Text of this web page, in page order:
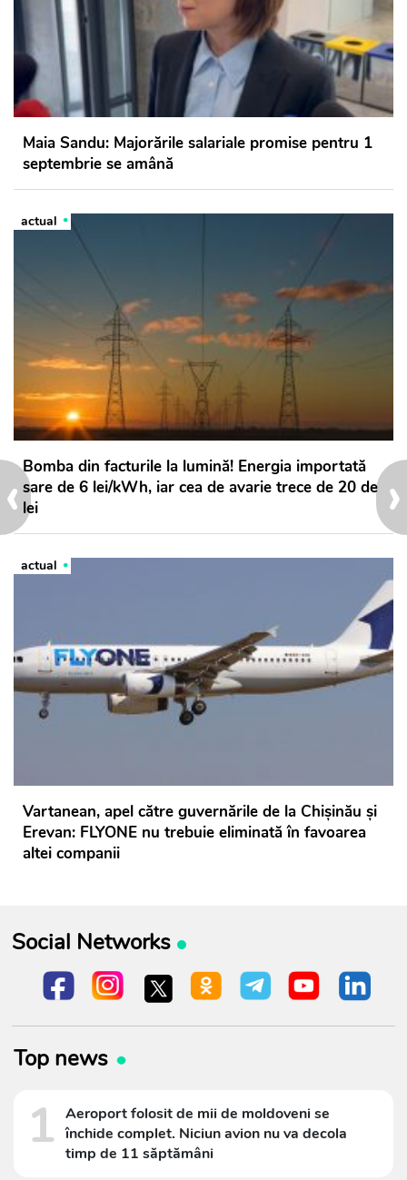
›
‹
Maia Sandu: Majorările salariale promise pentru 1
septembrie se amână
actual
Bomba din facturile la lumină! Energia importată
sare de 6 lei/kWh, iar cea de avarie trece de 20 de
lei
actual
Vartanean, apel către guvernările de la Chișinău și
Erevan: FLYONE nu trebuie eliminată în favoarea
altei companii
Social Networks
Top news
1 Aeroport folosit de mii de moldoveni se
închide complet. Niciun avion nu va decola
timp de 11 săptămâni